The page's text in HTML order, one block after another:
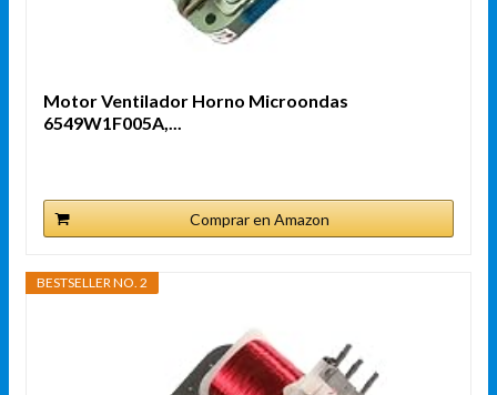
Motor Ventilador Horno Microondas
6549W1F005A,...
Comprar en Amazon
BESTSELLER NO. 2